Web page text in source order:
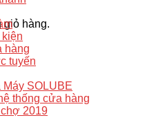
giỏ hàng.
hàng
tuyến
SOLUBE
thống cửa hàng
2019